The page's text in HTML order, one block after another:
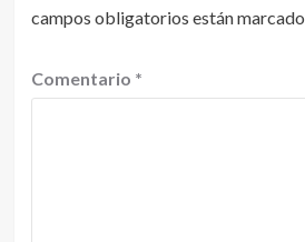
campos obligatorios están
Comentario *